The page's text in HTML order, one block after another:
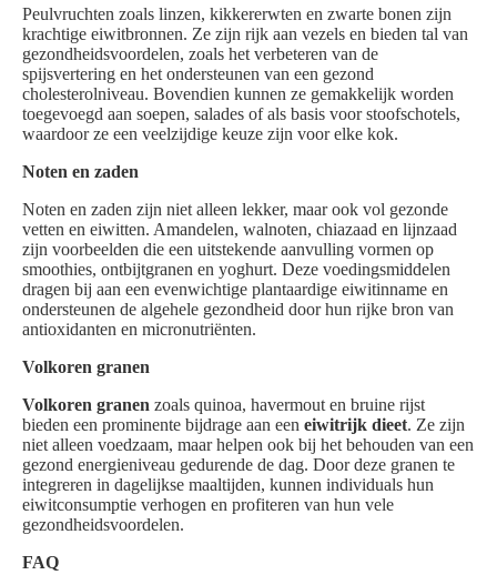
Peulvruchten zoals linzen, kikkererwten en zwarte bonen zijn
krachtige eiwitbronnen. Ze zijn rijk aan vezels en bieden tal van
gezondheidsvoordelen, zoals het verbeteren van de
spijsvertering en het ondersteunen van een gezond
cholesterolniveau. Bovendien kunnen ze gemakkelijk worden
toegevoegd aan soepen, salades of als basis voor stoofschotels,
waardoor ze een veelzijdige keuze zijn voor elke kok.
Noten en zaden
Noten en zaden zijn niet alleen lekker, maar ook vol gezonde
vetten en eiwitten. Amandelen, walnoten, chiazaad en lijnzaad
zijn voorbeelden die een uitstekende aanvulling vormen op
smoothies, ontbijtgranen en yoghurt. Deze voedingsmiddelen
dragen bij aan een evenwichtige plantaardige eiwitinname en
ondersteunen de algehele gezondheid door hun rijke bron van
antioxidanten en micronutriënten.
Volkoren granen
Volkoren granen zoals quinoa, havermout en bruine rijst
bieden een prominente bijdrage aan een eiwitrijk dieet. Ze zijn
niet alleen voedzaam, maar helpen ook bij het behouden van een
gezond energieniveau gedurende de dag. Door deze granen te
integreren in dagelijkse maaltijden, kunnen individuals hun
eiwitconsumptie verhogen en profiteren van hun vele
gezondheidsvoordelen.
FAQ